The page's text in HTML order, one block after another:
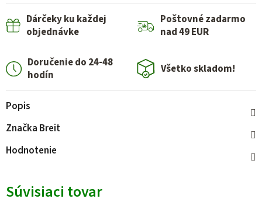
Dárčeky ku každej
objednávke
Poštovné zadarmo
nad 49 EUR
Doručenie do 24-48
hodín
Všetko skladom!
Popis
Značka Breit
Hodnotenie
Súvisiaci tovar